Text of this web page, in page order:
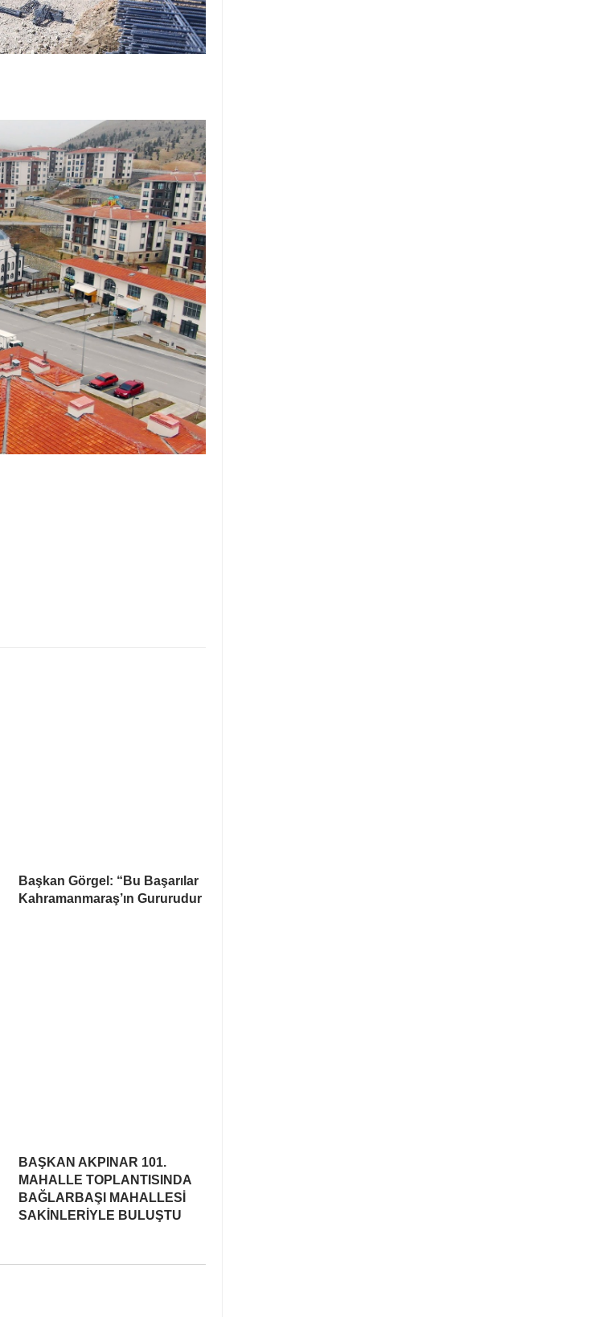
Başkan Görgel: “Bu Başarılar
Kahramanmaraş’ın Gururudur
BAŞKAN AKPINAR 101.
MAHALLE TOPLANTISINDA
BAĞLARBAŞI MAHALLESİ
SAKİNLERİYLE BULUŞTU